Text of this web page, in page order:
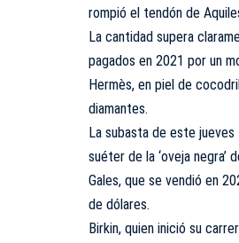
rompió el tendón de
La cantidad supera
pagados en 2021 por un
Hermès, en piel de
diamantes.
La subasta de este jueves
suéter de la ‘oveja negra’
Gales, que se vendió en
de dólares.
Birkin, quien inició su